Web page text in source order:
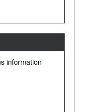
information